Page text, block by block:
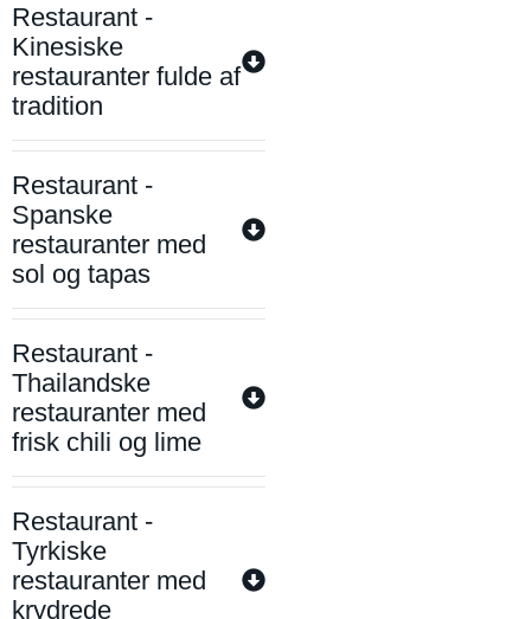
Restaurant -
Kinesiske
restauranter fulde af
tradition
Restaurant -
Spanske
restauranter med
sol og tapas
Restaurant -
Thailandske
restauranter med
frisk chili og lime
Restaurant -
Tyrkiske
restauranter med
krydrede